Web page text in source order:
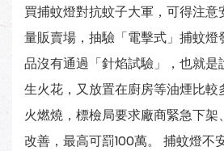
買捕蚊燈對抗蚊子大軍，可得注意
量販賣場，抽驗「電擊式」捕蚊
品沒有通過「針焰試驗」，也就
生火花，又放置在廚房等油煙比較
火燃燒，標檢局要求廠商緊急下架
改善，最高可罰100萬。 捕蚊燈不